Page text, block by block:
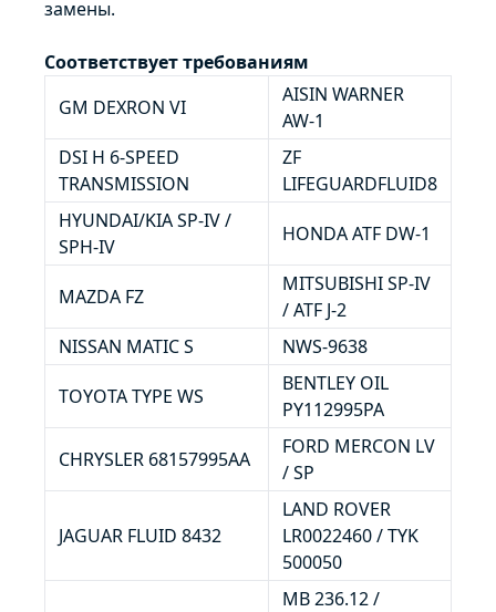
замены.
Соответствует требованиям
GM DEXRON VI
AISIN WARNER
AW-1
DSI H 6-SPEED
TRANSMISSION
ZF
LIFEGUARDFLUID8
HYUNDAI/KIA SP-IV /
SPH-IV
HONDA ATF DW-1
MAZDA FZ
MITSUBISHI SP-IV
/ ATF J-2
NISSAN MATIC S
NWS-9638
TOYOTA TYPE WS
BENTLEY OIL
PY112995PA
CHRYSLER 68157995AA
FORD MERCON LV
/ SP
JAGUAR FLUID 8432
LAND ROVER
LR0022460 / TYK
500050
MB 236.12 /